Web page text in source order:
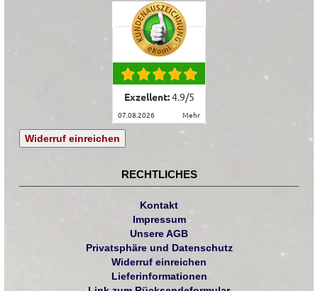
Exzellent:4.9/5
07.08.2026 mehr
Widerruf einreichen
RECHTLICHES
Kontakt
Impressum
Unsere AGB
Privatsphäre und Datenschutz
Widerruf einreichen
Lieferinformationen